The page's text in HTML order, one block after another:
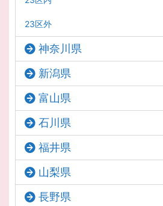
23区外
神奈川県
新潟県
富山県
石川県
福井県
山梨県
長野県